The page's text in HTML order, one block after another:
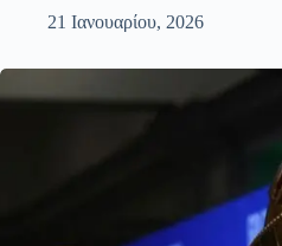
21 Ιανουαρίου, 2026